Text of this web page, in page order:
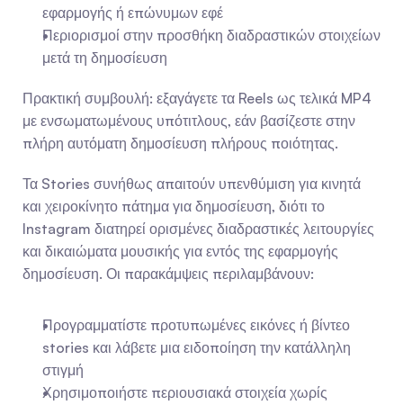
εφαρμογής ή επώνυμων εφέ
Περιορισμοί στην προσθήκη διαδραστικών στοιχείων
μετά τη δημοσίευση
Πρακτική συμβουλή: εξαγάγετε τα Reels ως τελικά MP4
με ενσωματωμένους υπότιτλους, εάν βασίζεστε στην
πλήρη αυτόματη δημοσίευση πλήρους ποιότητας.
Τα Stories συνήθως απαιτούν υπενθύμιση για κινητά
και χειροκίνητο πάτημα για δημοσίευση, διότι το
Instagram διατηρεί ορισμένες διαδραστικές λειτουργίες
και δικαιώματα μουσικής για εντός της εφαρμογής
δημοσίευση. Οι παρακάμψεις περιλαμβάνουν:
Προγραμματίστε προτυπωμένες εικόνες ή βίντεο
stories και λάβετε μια ειδοποίηση την κατάλληλη
στιγμή
Χρησιμοποιήστε περιουσιακά στοιχεία χωρίς